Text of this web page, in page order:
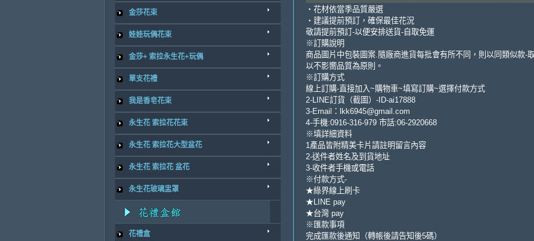
金莎花束
娃娃玩偶花束
金莎+ 索拉永生花+玩偶
單支花禮
我是香皂花束
永生花 索拉花花束
永生花 索拉花大型盆花
永生花 索拉花 盆花
永生花玻璃盅罩
花禮盒
・花材依當季品質嚴選
・建議提前預訂，確保最佳花況
敬請提前預訂-以便安排送貨-自取免運
※訂購說明
商品圖片中包裝圖案.隨廠商進貨每批會有所不同，則以同類似款-
以不影嚮品質為原則。
※訂購方式
線上訂購-直接加入~購物車~填寫訂購~選擇付款方式
2-LINE訂貨（截圖）-ID-ai17888
3-Email：lkk6945@gmail.com
4-手機:0916-316-979 市話:06-2920668
※填詳細資料
1產品皆附精美卡片請註明留言內容
2-送件者姓名及到貨地址
3-收件者手機或電話
※付款方式-
★綠界線上刷卡
★LINE pay
★台灣 pay
※匯款事項
完成匯款後通知（轉帳後請告知後5碼）